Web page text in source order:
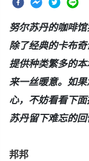
努尔苏丹的咖啡
除了经典的卡布
提供种类繁多的
来一丝暖意。如
心，不妨看看下
苏丹留下难忘的回
邦邦